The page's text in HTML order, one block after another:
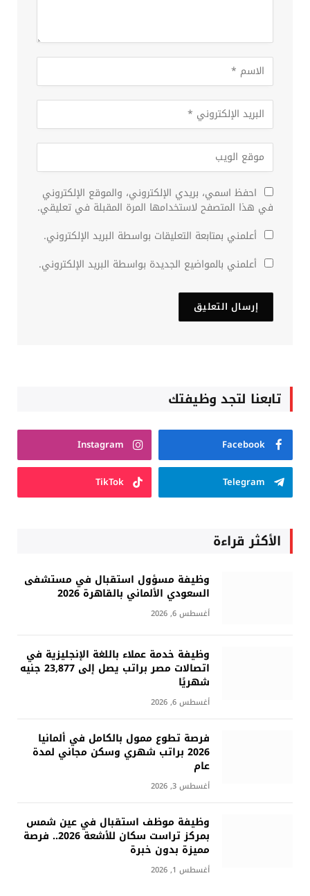
احفظ اسمي، بريدي الإلكتروني، والموقع الإلكتروني
في هذا المتصفح لاستخدامها المرة المقبلة في تعليقي.
أعلمني بمتابعة التعليقات بواسطة البريد الإلكتروني.
أعلمني بالمواضيع الجديدة بواسطة البريد الإلكتروني.
تابعنا لتجد وظيفتك
Facebook
Instagram
Telegram
TikTok
الأكثر قراءة
وظيفة مسؤول استقبال في مستشفى
السعودي الألماني بالقاهرة 2026
أغسطس 6, 2026
وظيفة خدمة عملاء باللغة الإنجليزية في
اتصالات مصر براتب يصل إلى 23,877 جنيه
شهريًا
أغسطس 6, 2026
فرصة تطوع ممول بالكامل في ألمانيا
2026 براتب شهري وسكن مجاني لمدة
عام
أغسطس 3, 2026
وظيفة موظف استقبال في عين شمس
بمركز تراست سكان للأشعة 2026.. فرصة
مميزة بدون خبرة
أغسطس 1, 2026